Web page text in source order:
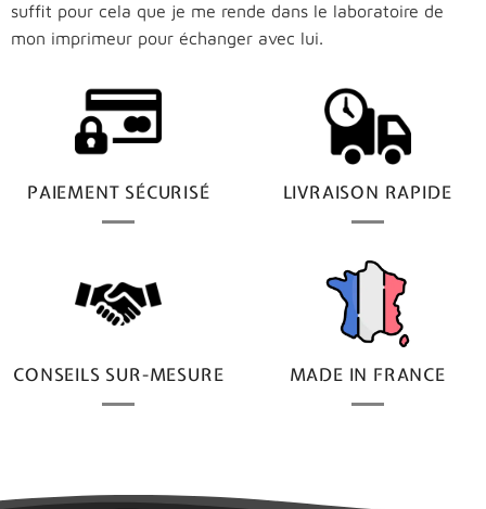
suffit pour cela que je me rende dans le laboratoire de
mon imprimeur pour échanger avec lui.
PAIEMENT SÉCURISÉ LIVRAISON RAPIDE
CONSEILS SUR-MESURE MADE IN FRANCE